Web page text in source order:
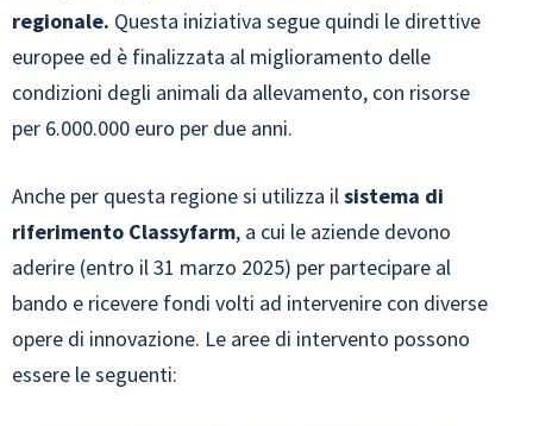
regionale. Questa iniziativa segue quindi le direttive
europee ed è finalizzata al miglioramento delle
condizioni degli animali da allevamento, con risorse
per 6.000.000 euro per due anni.
Anche per questa regione si utilizza ilsistema di
riferimento Classyfarm, a cui le aziende devono
aderire (entro il 31 marzo 2025) per partecipare al
bando e ricevere fondi volti ad intervenire con diverse
opere di innovazione. Le aree di intervento possono
essere le seguenti: